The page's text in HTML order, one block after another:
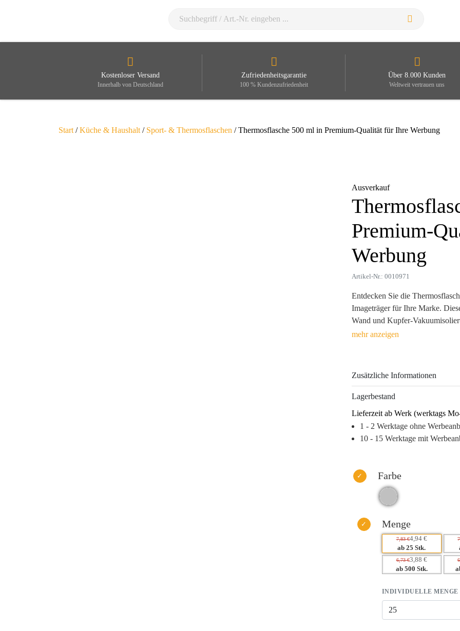
Kostenloser Versand
Innerhalb von Deutschland
Zufriedenheitsgarantie
100 % Kundenzufriedenheit
Über 8.000 Kunden
Weltweit vertrauen uns
Start /Küche & Haushalt / Sport- & Thermosflaschen / Thermosflasche 500 ml in Premium-Qualität für Ihre Werbung
Ausverkauf
Premium-
Werbung
Artikel-Nr.: 0010971
Entdecken Sie die
Imageträger für Ihre Marke.
Wand und Kupfer-
absolut auslaufsicher. Ein
gewährleisten eine langfristige
Eindruck bei Ihren
Markenerinnerung ab. Bringen
mit jedem heißen Getränk.
– Praktischer Nutzen fördert
– Ausgezeichnete Haptik steigert
Zusätzliche Informationen
Lagerbestand
Lieferzeit ab Werk (werktags
1 - 2 Werktage ohne
10 - 15 Werktage mit
Farbe
Menge
7,83 €4,94 €
ab 25 Stk.
6,73 €3,88 €
ab 500 Stk.
INDIVIDUELLE MENGE